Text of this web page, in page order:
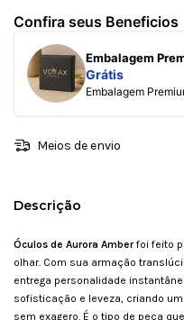
Confira seus Beneficios
Embalagem
Grátis
Embalagem
Meios de envio
Descrição
Óculos de Aurora Amberfoi feito
olhar. Com sua armação
entrega personalidade
sofisticação e leveza, criando
sem exagero. É o tipo de peça